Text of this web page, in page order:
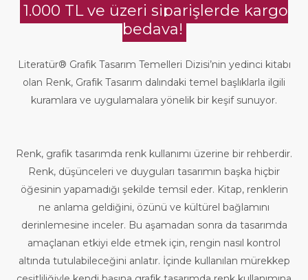
1.000 TL ve üzeri siparişlerde kargo
bedava!
Literatür® Grafik Tasarım Temelleri Dizisi’nin yedinci kitabı
olan Renk, Grafik Tasarım dalındaki temel başlıklarla ilgili
kuramlara ve uygulamalara yönelik bir keşif sunuyor.
Renk, grafik tasarımda renk kullanımı üzerine bir rehberdir.
Renk, düşünceleri ve duyguları tasarımın başka hiçbir
öğesinin yapamadığı şekilde temsil eder. Kitap, renklerin
ne anlama geldiğini, özünü ve kültürel bağlamını
derinlemesine inceler. Bu aşamadan sonra da tasarımda
amaçlanan etkiyi elde etmek için, rengin nasıl kontrol
altında tutulabileceğini anlatır. İçinde kullanılan mürekkep